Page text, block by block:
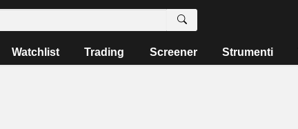
Watchlist Trading Screener Strumenti